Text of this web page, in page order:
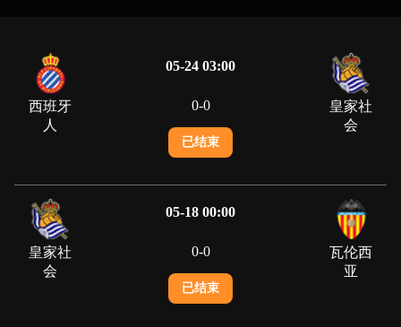
05-24 03:00
西班牙
人
0-0
皇家社
会
已结束
05-18 00:00
皇家社
会
0-0
瓦伦西
亚
已结束